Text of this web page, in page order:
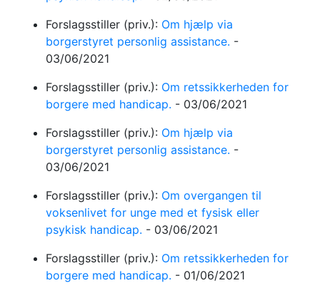
Forslagsstiller (priv.): Om hjælp via
borgerstyret personlig assistance. -
03/06/2021
Forslagsstiller (priv.): Om retssikkerheden for
borgere med handicap. - 03/06/2021
Forslagsstiller (priv.): Om hjælp via
borgerstyret personlig assistance. -
03/06/2021
Forslagsstiller (priv.): Om overgangen til
voksenlivet for unge med et fysisk eller
psykisk handicap. - 03/06/2021
Forslagsstiller (priv.): Om retssikkerheden for
borgere med handicap. - 01/06/2021